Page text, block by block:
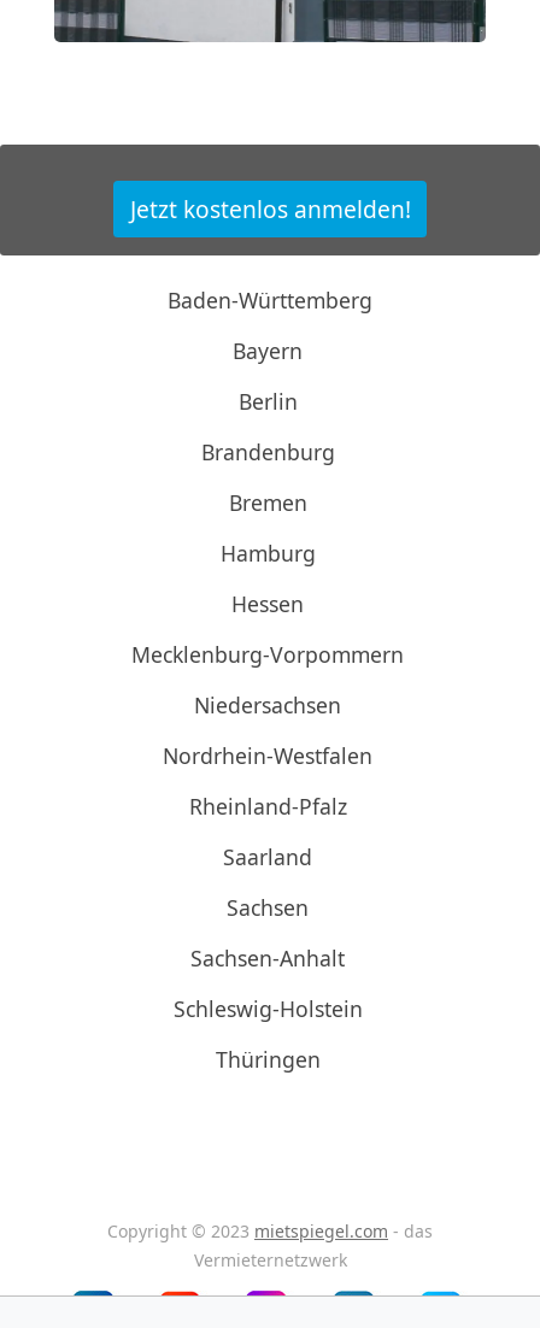
Jetzt kostenlos anmelden!
Baden-Württemberg
Bayern
Berlin
Brandenburg
Bremen
Hamburg
Hessen
Mecklenburg-Vorpommern
Niedersachsen
Nordrhein-Westfalen
Rheinland-Pfalz
Saarland
Sachsen
Sachsen-Anhalt
Schleswig-Holstein
Thüringen
Copyright © 2023 mietspiegel.com - das
Vermieternetzwerk